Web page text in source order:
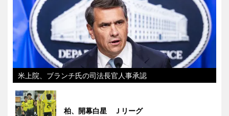
米上院、ブランチ氏の司法長官人事承認
柏、開幕白星 Ｊリーグ